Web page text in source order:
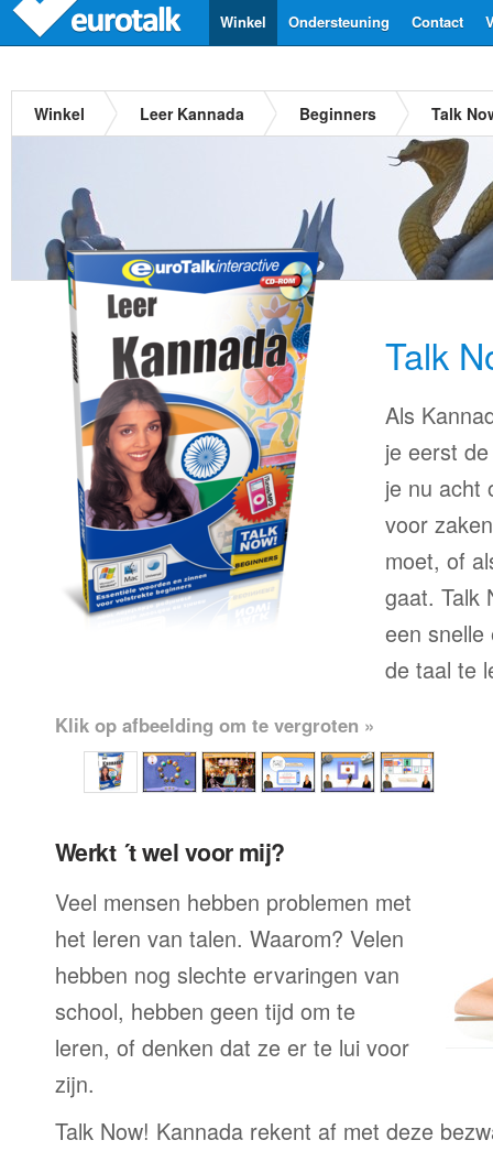
Contact
Ondersteuning
Winkel
Winkel Leer Kannada Beginners Talk
Talk
Als
je eerst
je nu acht
voor
moet, of
gaat. Talk
een snelle
de taal te
Klik op afbeelding om te vergroten »
Werkt ´t wel voor mij?
Veel mensen hebben problemen met
het leren van talen. Waarom? Velen
hebben nog slechte ervaringen van
school, hebben geen tijd om te
leren, of denken dat ze er te lui voor
zijn.
Talk Now! Kannada rekent af met deze